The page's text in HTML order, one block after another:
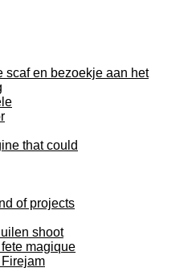
scaf en bezoekje aan het
that could
of projects
shoot
magique